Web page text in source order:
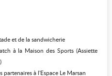
et de la sandwicherie
à la Maison des Sports (Assiette
à l'Espace Le Marsan